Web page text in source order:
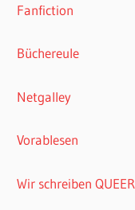
Fanfiction
Büchereule
Netgalley
Vorablesen
Wir schreiben QUEER